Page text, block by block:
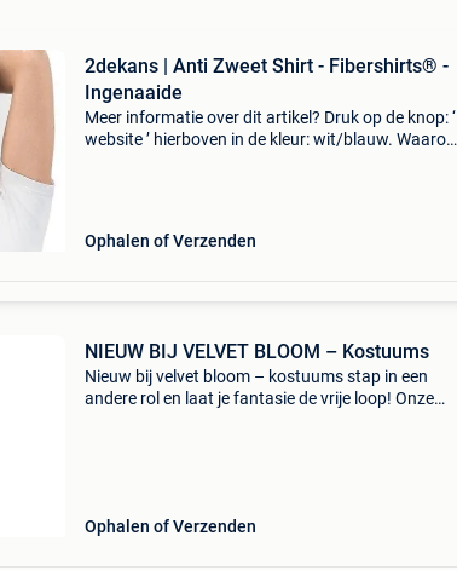
2dekans | Anti Zweet Shirt - Fibershirts® -
Ingenaaide
Meer informatie over dit artikel? Druk op de knop: ‘
website ’ hierboven in de kleur: wit/blauw. Waarom
Ophalen of Verzenden
NIEUW BIJ VELVET BLOOM – Kostuums
Nieuw bij velvet bloom – kostuums stap in een
andere rol en laat je fantasie de vrije loop! Onze
Ophalen of Verzenden